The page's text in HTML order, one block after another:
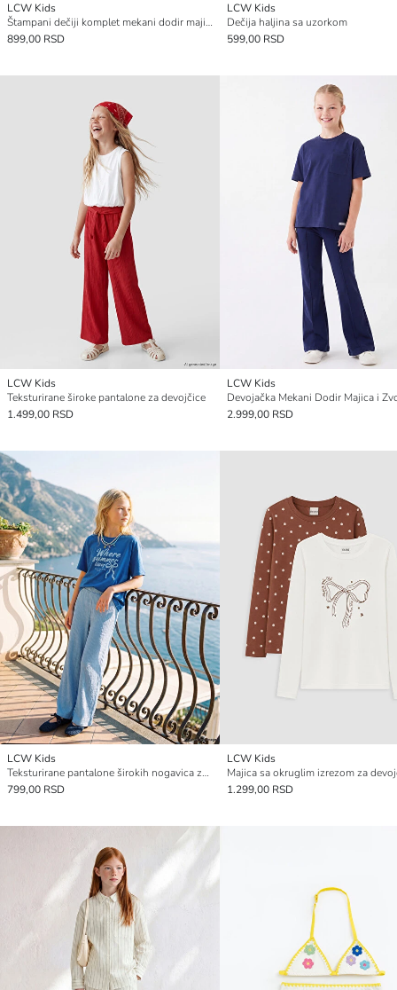
LCW Kids
Štampani dečiji komplet mekani dodir majica i šorts
899,00 RSD
LCW Kids
Dečija haljina sa uzorkom
599,00 RSD
LCW Kids
Teksturirane široke pantalone za devojčice
1.499,00 RSD
LCW Kids
2.999,00 RSD
LCW Kids
Teksturirane pantalone širokih nogavica za devojčice
799,00 RSD
LCW Kids
1.299,00 RSD